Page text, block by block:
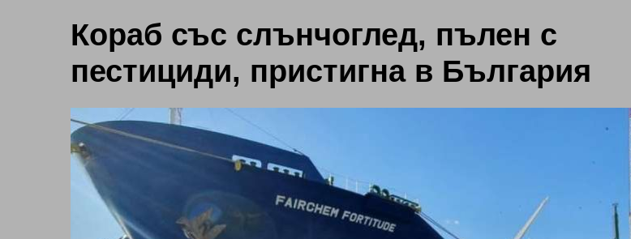
Кораб със слънчоглед, пълен с
пестициди, пристигна в България